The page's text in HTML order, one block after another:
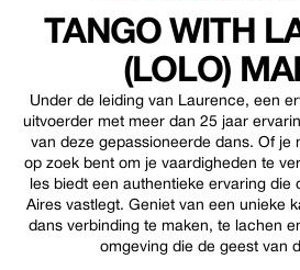
TANGO WITH
(LOLO)
Under de leiding van Laurence, een
uitvoerder met meer dan 25 jaar
van deze gepassioneerde dans. Of je
op zoek bent om je vaardigheden te
les biedt een authentieke ervaring die
Aires vastlegt. Geniet van een unieke
dans verbinding te maken, te lachen
omgeving die de geest van